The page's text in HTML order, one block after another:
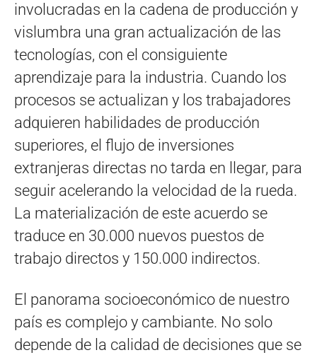
involucradas en la cadena de producción y
vislumbra una gran actualización de las
tecnologías, con el consiguiente
aprendizaje para la industria. Cuando los
procesos se actualizan y los trabajadores
adquieren habilidades de producción
superiores, el flujo de inversiones
extranjeras directas no tarda en llegar, para
seguir acelerando la velocidad de la rueda.
La materialización de este acuerdo se
traduce en 30.000 nuevos puestos de
trabajo directos y 150.000 indirectos.
El panorama socioeconómico de nuestro
país es complejo y cambiante. No solo
depende de la calidad de decisiones que se